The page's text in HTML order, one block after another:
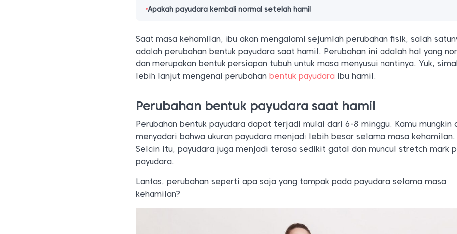
Apakah payudara kembali normal setelah hamil
Saat masa kehamilan, ibu akan mengalami sejumlah perubahan fisik, salah
adalah perubahan bentuk payudara saat hamil. Perubahan ini adalah hal yang
dan merupakan bentuk persiapan tubuh untuk masa menyusui nantinya. Yuk,
lebih lanjut mengenai perubahan bentuk payudara ibu hamil.
Perubahan bentuk payudara saat hamil
Perubahan bentuk payudara dapat terjadi mulai dari 6-8 minggu. Kamu mungkin
menyadari bahwa ukuran payudara menjadi lebih besar selama masa kehamilan.
Selain itu, payudara juga menjadi terasa sedikit gatal dan muncul stretch mark
payudara.
Lantas, perubahan seperti apa saja yang tampak pada payudara selama masa
kehamilan?